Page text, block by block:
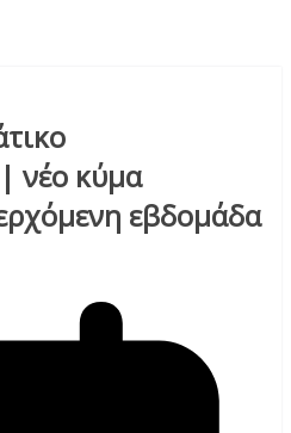
νέο κύμα
εβδομάδα